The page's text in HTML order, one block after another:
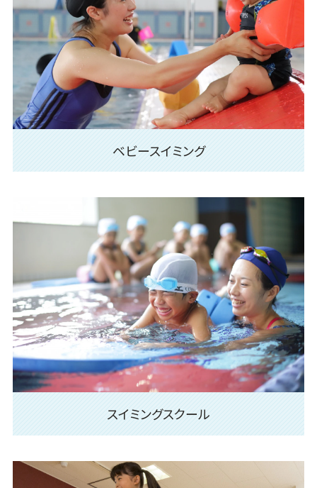
ベビースイミング
スイミングスクール